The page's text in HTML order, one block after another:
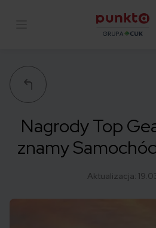
Nagrody Top
znamy
Aktualizacja: